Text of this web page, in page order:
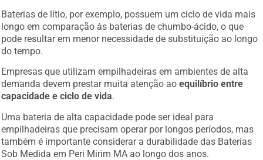
Baterias de lítio, por exemplo, possuem um ciclo de vida mais
longo em comparação às baterias de chumbo-ácido, o que
pode resultar em menor necessidade de substituição ao longo
do tempo.
Empresas que utilizam empilhadeiras em ambientes de alta
demanda devem prestar muita atenção aoequilíbrio entre
capacidade e ciclo de vida.
Uma bateria de alta capacidade pode ser ideal para
empilhadeiras que precisam operar por longos períodos, mas
também é importante considerar a durabilidade das Baterias
Sob Medida em Peri Mirim MA ao longo dos anos.